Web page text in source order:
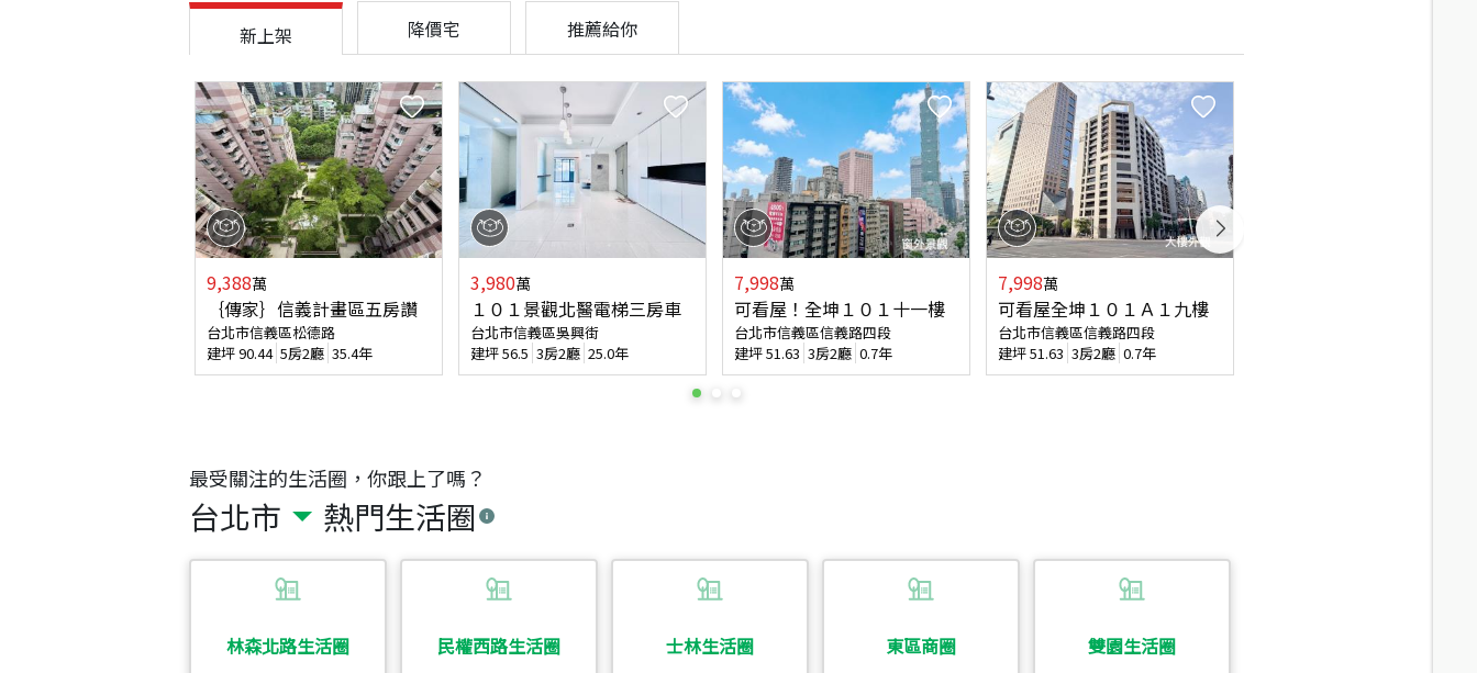
最受關注的生活圈，你跟上了嗎？
台北市 熱門生活圈
林森北路生活圈 民權西路生活圈 士林生活圈 東區商圈 雙園生活圈
新上架 降價宅 推薦給你
9,388萬
｛傳家｝信義計畫區五房讚
台北市信義區松德路
建坪90.44 5房2廳 35.4年
3,980萬
１０１景觀北醫電梯三房車
台北市信義區吳興街
建坪56.5 3房2廳 25.0年
7,998萬
可看屋！全坤１０１十一樓
台北市信義區信義路四段
建坪51.63 3房2廳 0.7年
7,998萬
可看屋全坤１０１Ａ１九樓
台北市信義區信義路四段
建坪51.63 3房2廳 0.7年